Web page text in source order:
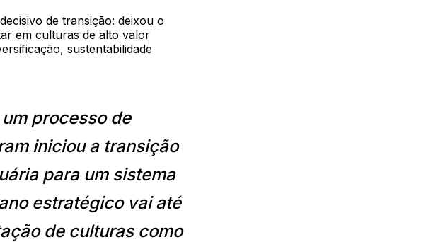
de transição: deixou o
em culturas de alto valor
sustentabilidade
processo de
iniciou a transição
para um sistema
estratégico vai até
de culturas como